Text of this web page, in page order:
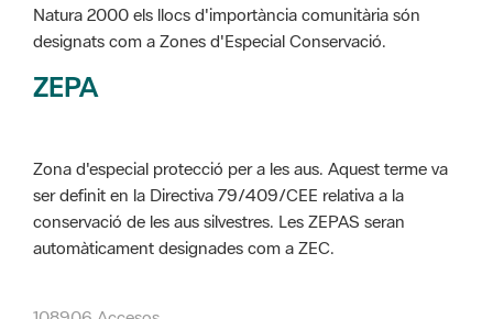
Natura 2000 els llocs d'importància comunitària són
designats com a Zones d'Especial Conservació.
ZEPA
Zona d'especial protecció per a les aus. Aquest terme va
ser definit en la Directiva 79/409/CEE relativa a la
conservació de les aus silvestres. Les ZEPAS seran
automàticament designades com a ZEC.